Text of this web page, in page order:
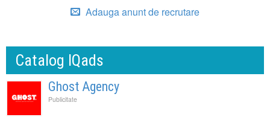
Adauga anunt de recrutare
Catalog IQads
Ghost Agency
Publicitate